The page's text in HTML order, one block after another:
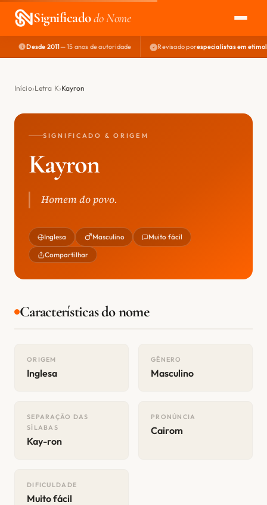
Significadodo Nome
EXPLORAR
NOME PERFEITO
Desde 2011— 15 anos de autoridade Revisado porespecialistas em
Início Letra K Kayron
SIGNIFICADO & ORIGEM
Kayron
Homem do povo.
Inglesa Masculino Muito fácil
Compartilhar
Características do nome
ORIGEM
Inglesa
GÊNERO
Masculino
SEPARAÇÃO DAS
SÍLABAS
Kay-ron
PRONÚNCIA
Cairom
DIFICULDADE
Muito fácil